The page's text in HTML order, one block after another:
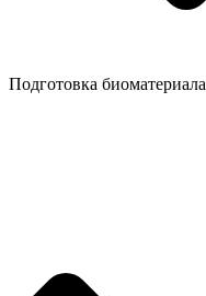
Подготовка биоматериала